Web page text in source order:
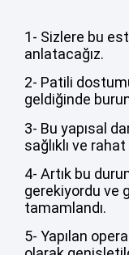
1- Sizlere bu
anlatacağız.
2- Patili
geldiğinde
3- Bu yapısal
sağlıklı ve
4- Artık bu
gerekiyordu ve
tamamlandı.
5- Yapılan